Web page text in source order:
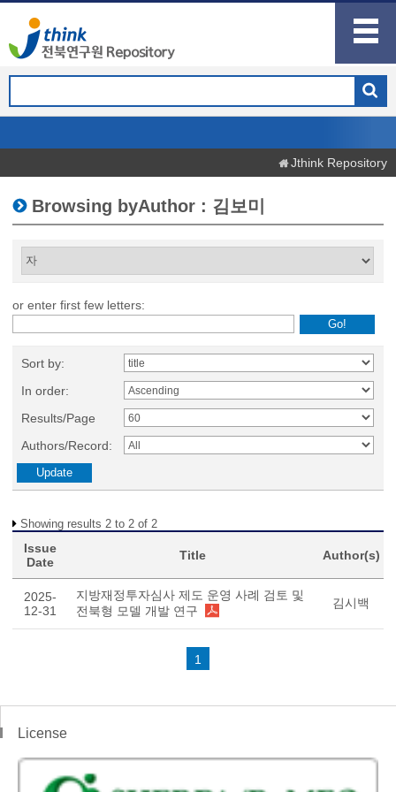
Jthink Repository
Browsing byAuthor : 김보미
or enter first few letters:
Sort by:
In order:
Results/Page
Authors/Record:
Showing results 2 to 2 of 2
Issue
Date
Title Author(s)
2025-
12-31
지방재정투자심사 제도 운영 사례 검토 및
전북형 모델 개발 연구
김시백
1
License